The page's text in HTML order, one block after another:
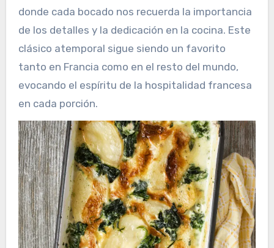
donde cada bocado nos recuerda la importancia
de los detalles y la dedicación en la cocina. Este
clásico atemporal sigue siendo un favorito
tanto en Francia como en el resto del mundo,
evocando el espíritu de la hospitalidad francesa
en cada porción.